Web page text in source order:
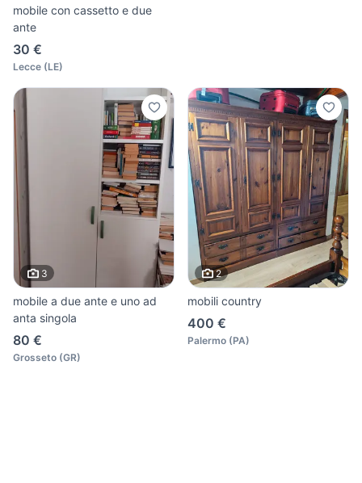
mobile con cassetto e due
ante
30 €
Lecce (LE)
3
mobile a due ante e uno ad
anta singola
80 €
Grosseto (GR)
2
mobili country
400 €
Palermo (PA)